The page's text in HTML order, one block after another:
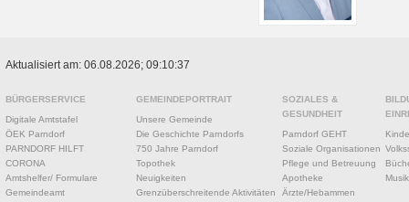
Aktualisiert am: 06.08.2026; 09:10:37
BÜRGERSERVICE
Digitale Amtstafel
ÖEK Parndorf
PARNDORF HILFT
CORONA
Amtshelfer/ Formulare
Gemeindeamt
GEMEINDEPORTRAIT
Unsere Gemeinde
Die Geschichte Parndorfs
750 Jahre Parndorf
Topothek
Neuigkeiten
Grenzüberschreitende Aktivitäten
SOZIALES &
GESUNDHEIT
Parndorf GEHT
Soziale Organisationen
Pflege und Betreuung
Apotheke
Ärzte/Hebammen